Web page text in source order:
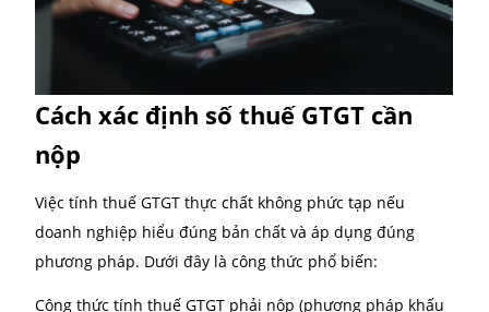
GTGT
trình kê khai thuế, cụ thể như sau:
Bước 1:
khấu trừ trong kỳ tính thuế.
Bước 2: Kê khai vào chỉ tiêu tương ứng trong Tờ